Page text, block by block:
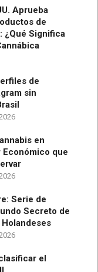
Aprueba
de
¿Qué Significa
de
sin
en
Económico que
Serie de
Secreto de
el